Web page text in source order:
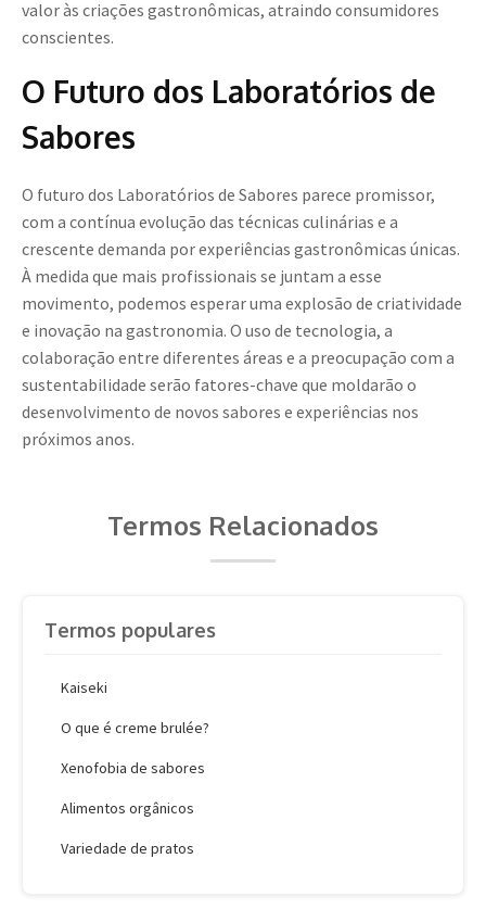
valor às criações gastronômicas, atraindo consumidores
conscientes.
O Futuro dos Laboratórios de
Sabores
O futuro dos Laboratórios de Sabores parece promissor,
com a contínua evolução das técnicas culinárias e a
crescente demanda por experiências gastronômicas únicas.
À medida que mais profissionais se juntam a esse
movimento, podemos esperar uma explosão de criatividade
e inovação na gastronomia. O uso de tecnologia, a
colaboração entre diferentes áreas e a preocupação com a
sustentabilidade serão fatores-chave que moldarão o
desenvolvimento de novos sabores e experiências nos
próximos anos.
Termos Relacionados
Termos populares
Kaiseki
O que é creme brulée?
Xenofobia de sabores
Alimentos orgânicos
Variedade de pratos